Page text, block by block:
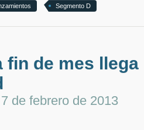
Segmento D
fin de mes llega
de febrero de 2013